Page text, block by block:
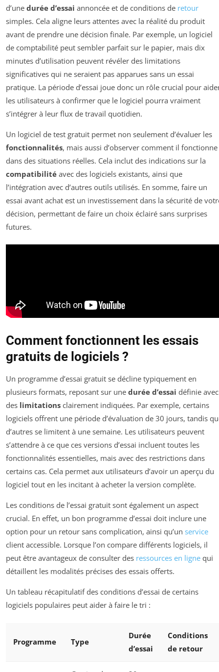
d’une durée d’essai annoncée et de conditions de retour
simples. Cela aligne leurs attentes avec la réalité du produit
avant de prendre une décision finale. Par exemple, un logiciel
de comptabilité peut sembler parfait sur le papier, mais dix
minutes d’utilisation peuvent révéler des limitations
significatives qui ne seraient pas apparues sans un essai
pratique. La période d’essai joue donc un rôle crucial pour
les utilisateurs à confirmer que le logiciel pourra vraiment
s’intégrer à leur flux de travail quotidien.
Un logiciel de test gratuit permet non seulement d’évaluer les
fonctionnalités, mais aussi d’observer comment il fonctionne
dans des situations réelles. Cela inclut des indications sur la
compatibilité avec des logiciels existants, ainsi que
l’intégration avec d’autres outils utilisés. En somme, faire un
essai avant achat est un investissement dans la sécurité de
décision, permettant de faire un choix éclairé sans surprises
futures.
Comment fonctionnent les essais
gratuits de logiciels ?
Un programme d’essai gratuit se décline typiquement en
plusieurs formats, reposant sur une durée d’essai définie avec
des limitations clairement indiquées. Par exemple, certains
logiciels offrent une période d’évaluation de 30 jours, tandis
d’autres se limitent à une semaine. Les utilisateurs peuvent
s’attendre à ce que ces versions d’essai incluent toutes les
fonctionnalités essentielles, mais avec des restrictions dans
certains cas. Cela permet aux utilisateurs d’avoir un aperçu du
logiciel tout en les incitant à acheter la version complète.
Les conditions de l’essai gratuit sont également un aspect
crucial. En effet, un bon programme d’essai doit inclure une
option pour un retour sans complication, ainsi qu’un service
client accessible. Lorsque l’on compare différents logiciels, il
peut être avantageux de consulter des ressources en ligne qui
détaillent les modalités précises des essais offerts.
Un tableau récapitulatif des conditions d’essai de certains
logiciels populaires peut aider à faire le tri :
Programme Type
Durée
d’essai
Conditions
de retour